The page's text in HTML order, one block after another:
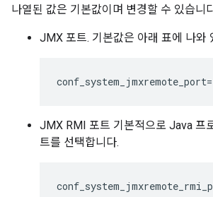
나열된 값은 기본값이며 변경할 수 있습니
JMX 포트. 기본값은 아래 표에 나와
conf_system_jmxremote_port=
JMX RMI 포트 기본적으로 Java 프
트를 선택합니다.